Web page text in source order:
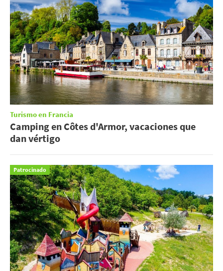
Turismo en Francia
Camping en Côtes d'Armor, vacaciones que
dan vértigo
Patrocinado